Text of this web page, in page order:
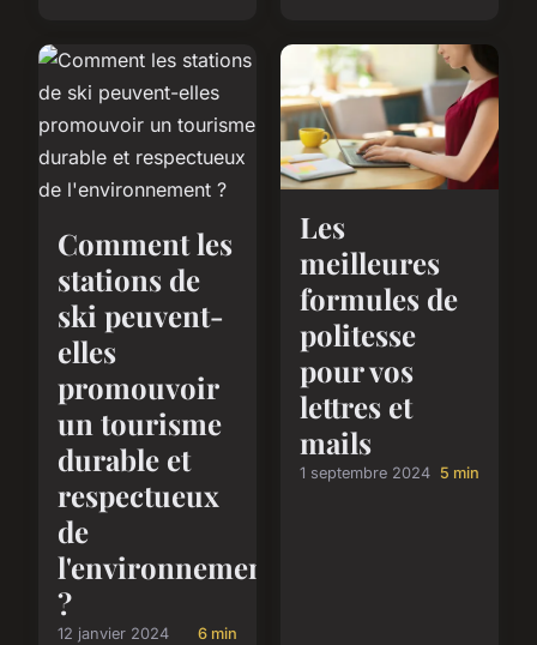
Comment les
stations de
ski peuvent-
elles
promouvoir
un tourisme
durable et
respectueux
de
l'environnement
?
12 janvier 2024 6 min
Les
meilleures
formules de
politesse
pour vos
lettres et
mails
1 septembre 2024 5 min